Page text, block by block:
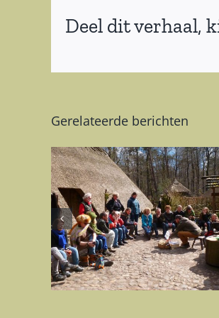
Deel dit verhaal,
Gerelateerde berichten